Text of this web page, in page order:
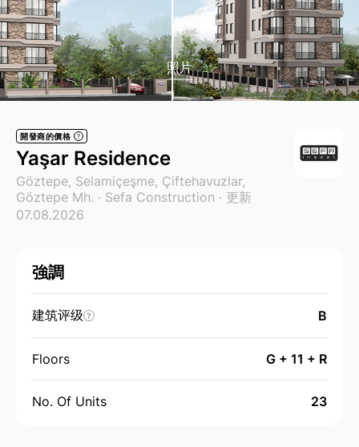
照片
開發商的價格 ?
Yaşar Residence
Göztepe, Selamiçeşme, Çiftehavuzlar,
Göztepe Mh. · Sefa Construction · 更新
07.08.2026
強調
建筑评级 ? B
Floors G + 11 + R
No. Of Units 23